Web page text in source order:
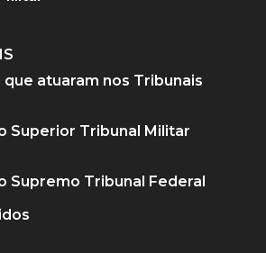
atuaram nos Tribunais
Superior Tribunal Militar
Supremo Tribunal Federal